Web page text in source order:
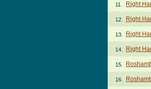
11. Right
12. Right
13. Right
14. Right
15.
16.